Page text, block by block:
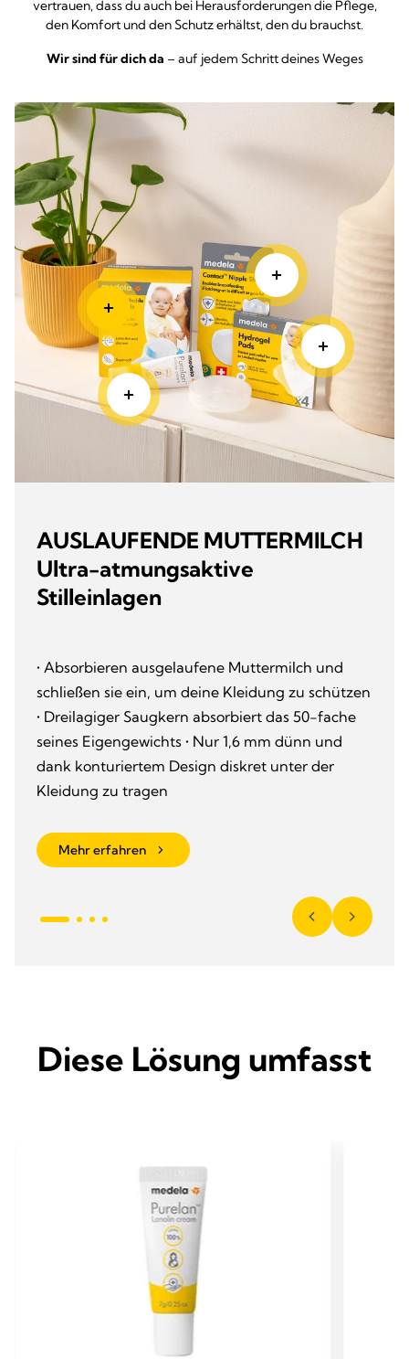
vertrauen, dass du auch bei Herausforderungen die Pflege,
den Komfort und den Schutz erhältst, den du brauchst.
Wir sind für dich da – auf jedem Schritt deines Weges
AUSLAUFENDE MUTTERMILCH
Ultra-atmungsaktive
Stilleinlagen
• Absorbieren ausgelaufene Muttermilch und
schließen sie ein, um deine Kleidung zu schützen
• Dreilagiger Saugkern absorbiert das 50-fache
seines Eigengewichts • Nur 1,6 mm dünn und
dank konturiertem Design diskret unter der
Kleidung zu tragen
Mehr erfahren
Diese Lösung umfasst